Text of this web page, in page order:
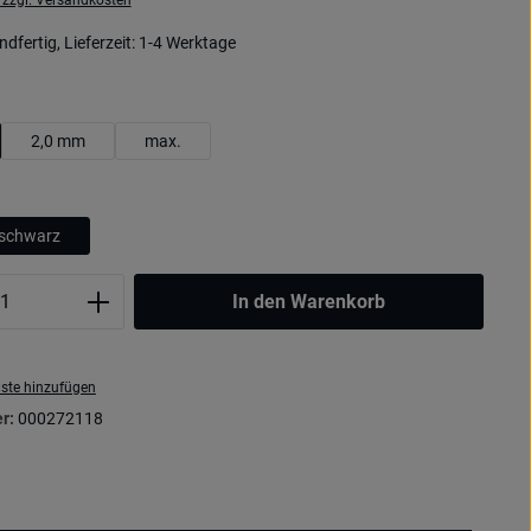
Lieferzeit: 1-4 Werktage
2,0 mm max.
schwarz
Gib den gewünschten Wert ein
In den Warenkorb
hinzufügen
000272118